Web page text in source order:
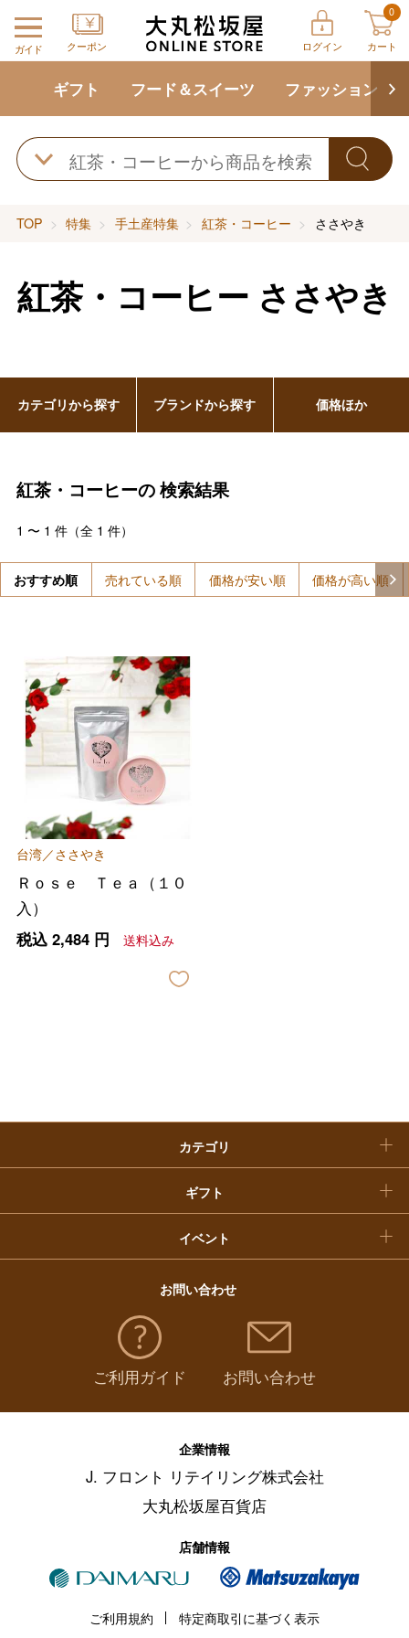
ガイド クーポン ログイン
0
カート
ギフト フード＆スイーツ ファッション
TOP 特集 手土産特集 紅茶・コーヒー ささやき
紅茶・コーヒー ささやき
紅茶・コーヒーの検索結果
1 〜 1 件（全 1 件）
おすすめ順 売れている順 価格が安い順 価格が高い順
台湾／ささやき
Ｒｏｓｅ Ｔｅａ（１０
入）
税込 2,484円 送料込み
カテゴリから探す ブランドから探す 価格ほか
カテゴリ
フード＆スイーツ
ベビー＆キッズ
ギフト
大丸・松坂屋のギフト
お香典返し
イベント
バレンタインチョコレート
ホワイトデー
父の日
敬老の日
福袋
お問い合わせ
ご利用ガイド お問い合わせ
企業情報
J. フロント リテイリング株式会社
大丸松坂屋百貨店
店舗情報
ご利用規約
特定商取引に基づく表示